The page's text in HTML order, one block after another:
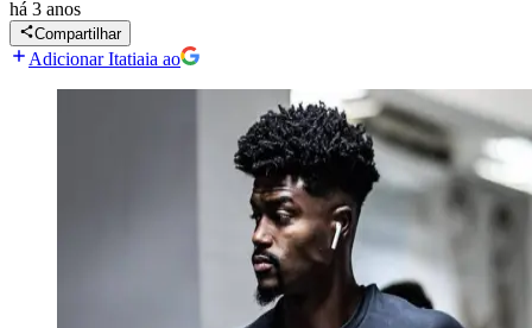
há 3 anos
Compartilhar
Adicionar Itatiaia ao